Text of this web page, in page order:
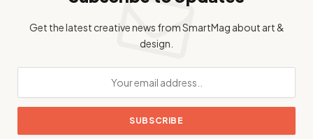
Get the latest creative news from SmartMag about art &
design.